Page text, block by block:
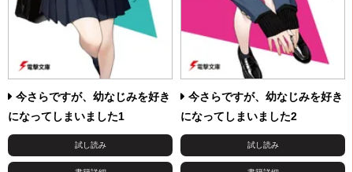
今さらですが、幼なじみを好き
になってしまいました1
試し読み
今さらですが、幼なじみを好き
になってしまいました2
試し読み